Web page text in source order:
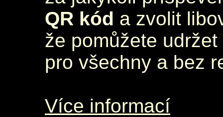
QR kód a zvolit
že pomůžete
pro všechny a bez
Více informací